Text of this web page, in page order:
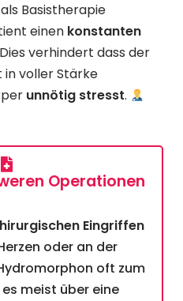
Basistherapie
einen konstanten
verhindert dass der
voller Stärke
unnötig stresst.
Operationen
Eingriffen
oder an der
oft zum
es meist über eine